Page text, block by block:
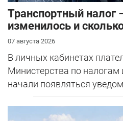
Транспортный налог
изменилось и
07 августа 2026
В личных кабинетах
Министерства по налогам
начали появляться